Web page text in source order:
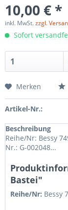
10,00 € *
inkl. MwSt.zzgl.
Sofort
Merken
Artikel-Nr.:
Beschreibung
Reihe/Nr: Bessy
Nr.: G-002048...
Bastei"
Reihe/Nr: Bessy